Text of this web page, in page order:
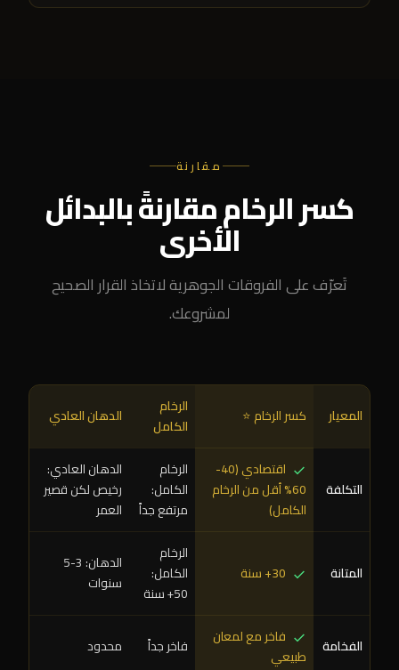
مقارنة
كسر الرخام مقارنةً بالبدائل
الأخرى
تَعرّف على الفروقات الجوهرية لاتخاذ القرار الصحيح
لمشروعك.
المعيار كسر الرخام ⭐
الرخام
الكامل
الدهان العادي
التكلفة
اقتصادي (40-
60% أقل من الرخام
الكامل)
الرخام
الكامل:
مرتفع جداً
الدهان العادي:
رخيص لكن قصير
العمر
المتانة
الرخام
الكامل:
50+ سنة
الدهان: 3-5
سنوات
الفخامة
فاخر مع لمعان
طبيعي
فاخر جداً محدود